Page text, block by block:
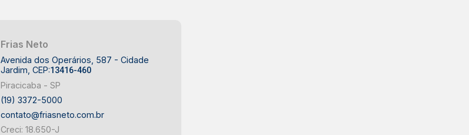
Frias Neto
Avenida dos Operários, 587 - Cidade
Jardim, CEP:13416-460
Piracicaba - SP
(19) 3372-5000
contato@friasneto.com.br
Creci: 18.650-J